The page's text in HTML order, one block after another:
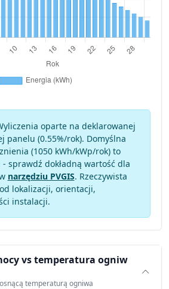
oparte na deklarowanej
panelu (0.55%/rok). Domyślna
(1050 kWh/kWp/rok) to
sprawdź dokładną wartość dla
narzędziu PVGIS. Rzeczywista
lokalizacji, orientacji,
instalacji.
vs temperatura ogniw
temperaturą ogniwa